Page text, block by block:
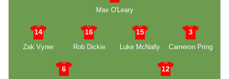
Max O'Leary
14
Zak Vyner
16
Rob Dickie
15
Luke McNally
3
Cameron Pring
6
12